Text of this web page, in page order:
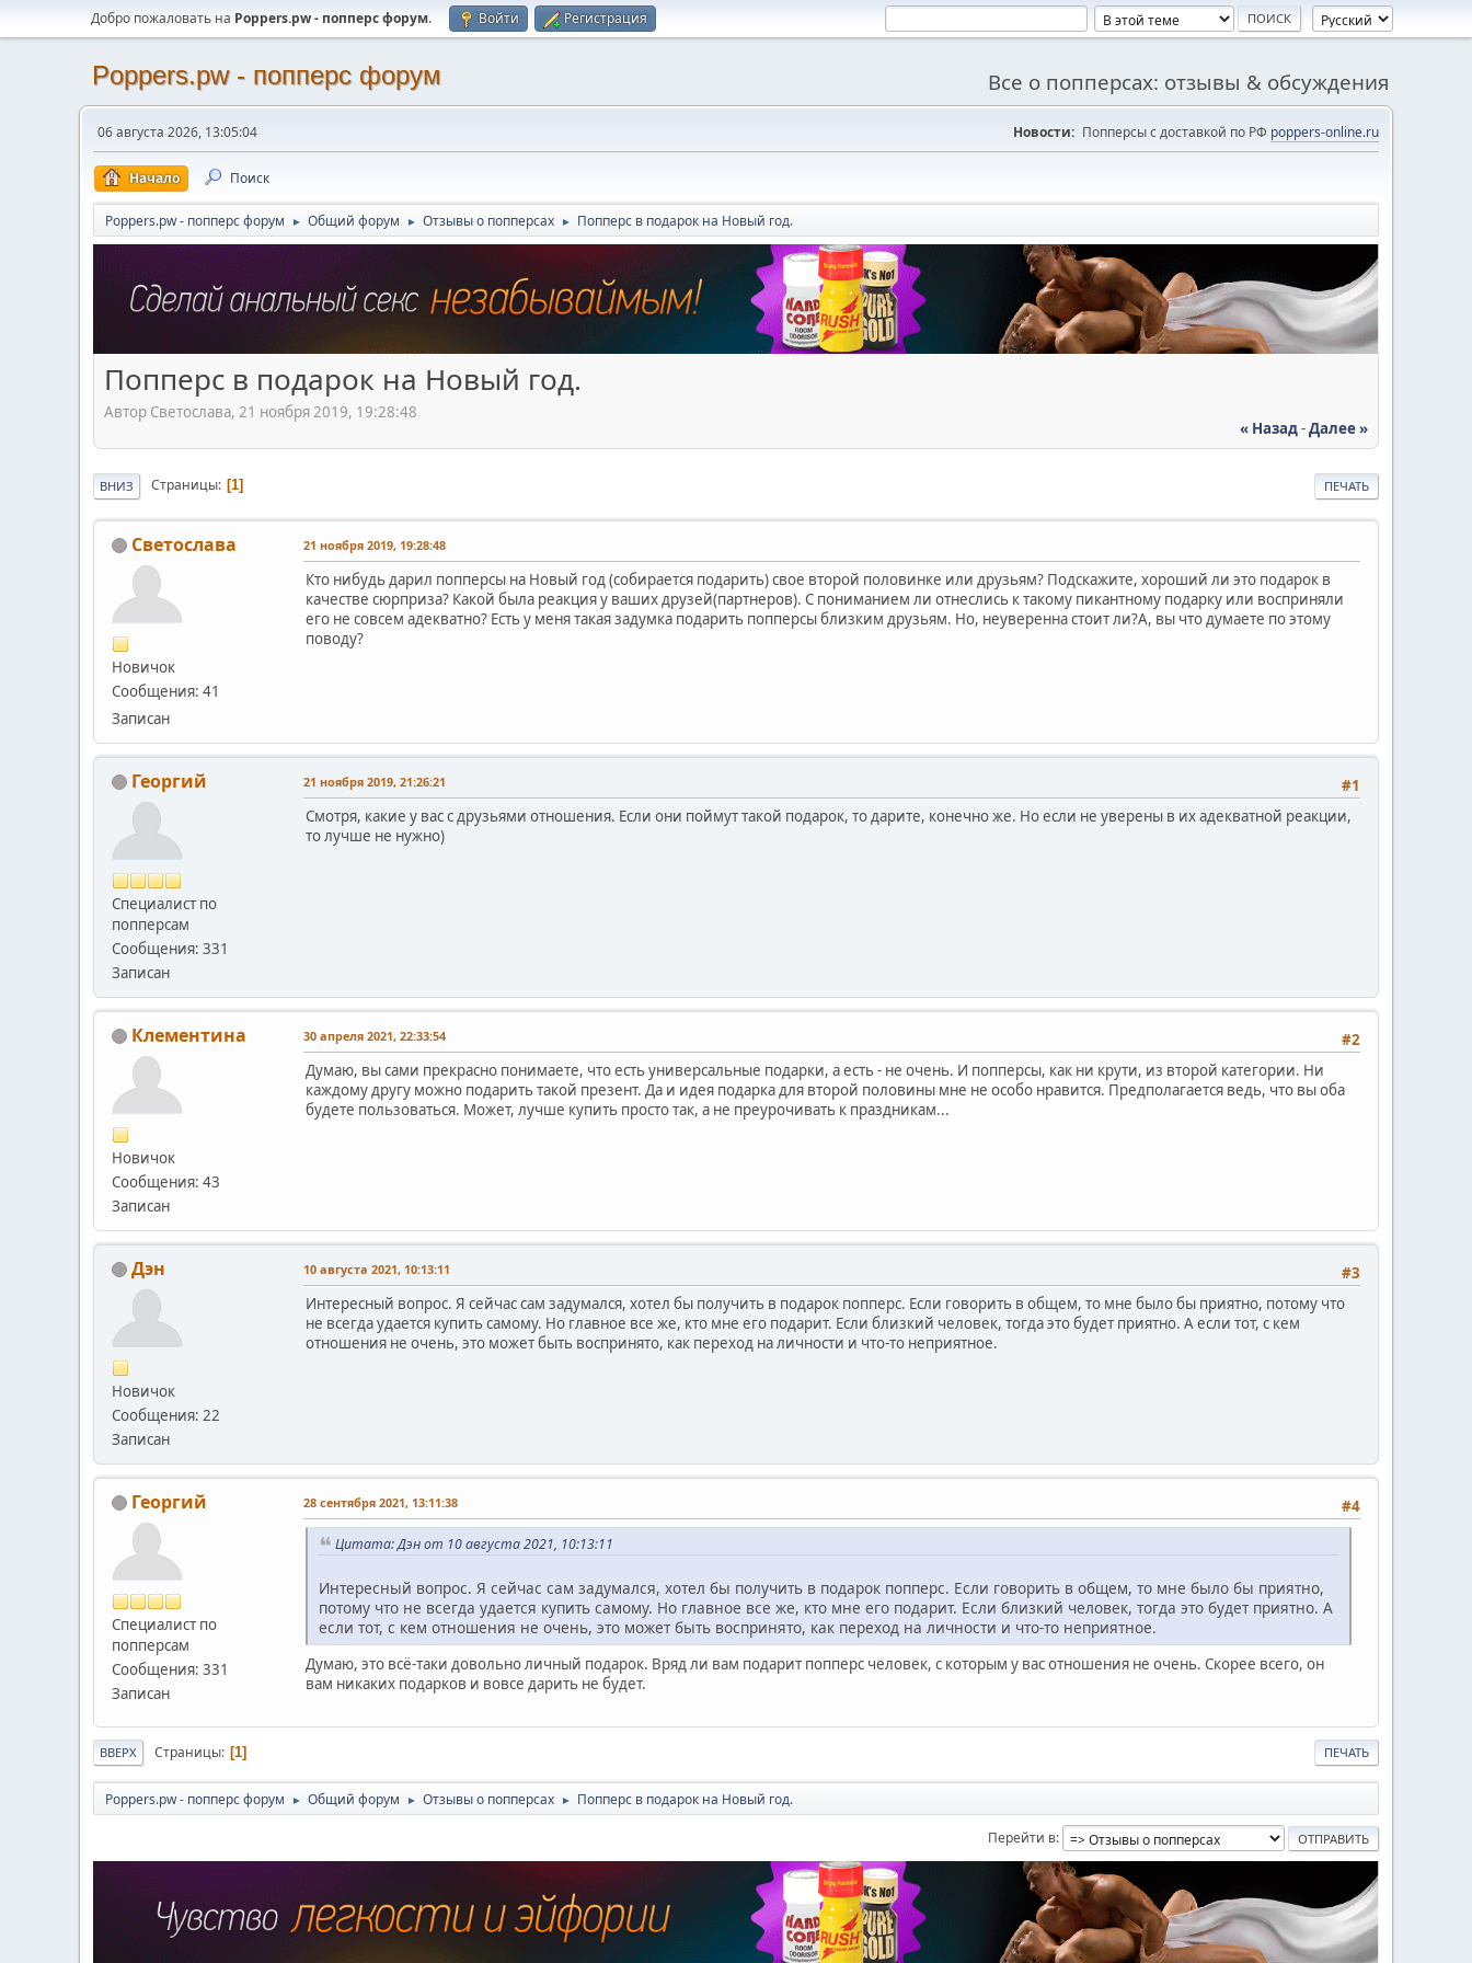
Добро пожаловать на Poppers.pw - попперс форум. Войти Регистрация
Poppers.pw - попперс форум Все о попперсах: отзывы & обсуждения
06 августа 2026, 13:05:04 Новости: Попперсы с доставкой по РФ poppers-online.ru
Начало Поиск
Poppers.pw - попперс форум ► Общий форум ► Отзывы о попперсах ► Попперс в подарок на Новый год.
Попперс в подарок на Новый год.
Автор Светослава, 21 ноября 2019, 19:28:48
« Назад-Далее »
ПЕЧАТЬ
ВНИЗ Страницы 1
Светослава
Новичок
Сообщения: 41
Записан
21 ноября 2019, 19:28:48
Кто нибудь дарил попперсы на Новый год (собирается подарить) свое второй половинке или друзьям? Подскажите, хороший ли это подарок в
качестве сюрприза? Какой была реакция у ваших друзей(партнеров). С пониманием ли отнеслись к такому пикантному подарку или восприняли
его не совсем адекватно? Есть у меня такая задумка подарить попперсы близким друзьям. Но, неуверенна стоит ли?А, вы что думаете по этому
поводу?
Георгий
Специалист по
попперсам
Сообщения: 331
Записан
#1
21 ноября 2019, 21:26:21
Смотря, какие у вас с друзьями отношения. Если они поймут такой подарок, то дарите, конечно же. Но если не уверены в их адекватной реакции,
то лучше не нужно)
Клементина
Новичок
Сообщения: 43
Записан
#2
30 апреля 2021, 22:33:54
Думаю, вы сами прекрасно понимаете, что есть универсальные подарки, а есть - не очень. И попперсы, как ни крути, из второй категории. Ни
каждому другу можно подарить такой презент. Да и идея подарка для второй половины мне не особо нравится. Предполагается ведь, что вы оба
будете пользоваться. Может, лучше купить просто так, а не преурочивать к праздникам...
Дэн
Новичок
Сообщения: 22
Записан
#3
10 августа 2021, 10:13:11
Интересный вопрос. Я сейчас сам задумался, хотел бы получить в подарок попперс. Если говорить в общем, то мне было бы приятно, потому что
не всегда удается купить самому. Но главное все же, кто мне его подарит. Если близкий человек, тогда это будет приятно. А если тот, с кем
отношения не очень, это может быть воспринято, как переход на личности и что-то неприятное.
Георгий
Специалист по
попперсам
Сообщения: 331
Записан
#4
28 сентября 2021, 13:11:38
Цитата: Дэн от 10 августа 2021, 10:13:11
Интересный вопрос. Я сейчас сам задумался, хотел бы получить в подарок попперс. Если говорить в общем, то мне было бы приятно,
потому что не всегда удается купить самому. Но главное все же, кто мне его подарит. Если близкий человек, тогда это будет приятно. А
если тот, с кем отношения не очень, это может быть воспринято, как переход на личности и что-то неприятное.
Думаю, это всё-таки довольно личный подарок. Вряд ли вам подарит попперс человек, с которым у вас отношения не очень. Скорее всего, он
вам никаких подарков и вовсе дарить не будет.
ПЕЧАТЬ
ВВЕРХ Страницы 1
Poppers.pw - попперс форум ► Общий форум ► Отзывы о попперсах ► Попперс в подарок на Новый год.
Перейти в